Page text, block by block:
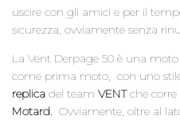
uscire con gli amici e per il
sicurezza, ovviamente senza
La Vent Derpage 50 è una
come prima moto, con uno
replica del team VENTche corre
Motard. Ovviamente, oltre al